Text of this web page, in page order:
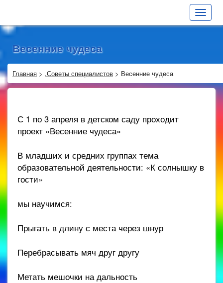
Toggle
Весенние чудеса
Главная > .Советы специалистов > Весенние чудеса
С 1 по 3 апреля в детском саду проходит
проект «Весенние чудеса»
В младших и средних группах тема
образовательной деятельности: «К солнышку в
гости»
мы научимся:
Прыгать в длину с места через шнур
Перебрасывать мяч друг другу
Метать мешочки на дальность